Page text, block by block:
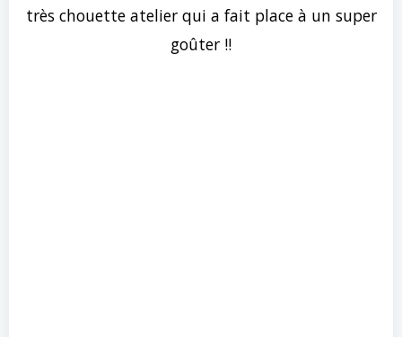
très chouette atelier qui a fait place à un super
goûter !!